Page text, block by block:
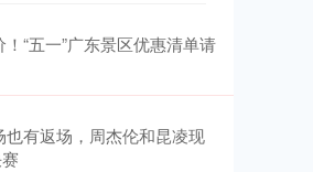
“五一”广东景区优惠清单请
有返场，周杰伦和昆凌现